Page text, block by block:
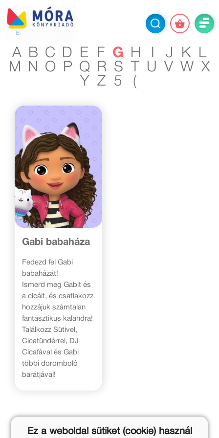
A B C D E F G H J K
L
M
N O P Q R S U V W
X
Y
Z 5 (
Gabi babaháza
Fedezd fel Gabi
babaházát!
Ismerd meg Gabit és
a cicáit, és csatlakozz
hozzájuk számtalan
fantasztikus kalandra!
Találkozz Sütivel,
Cicatündérrel, DJ
Cicafával és Gabi
többi doromboló
barátjával!
Ez a weboldal sütiket (cookie) használ